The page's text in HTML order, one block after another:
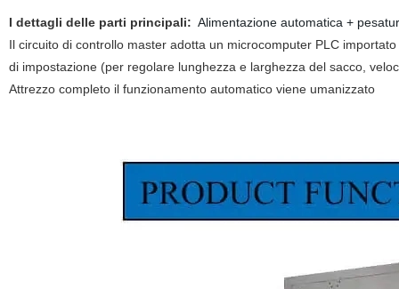
I dettagli delle parti principali: Alimentazione automatica +
Il circuito di controllo master adotta un microcomputer PLC
di impostazione (per regolare lunghezza e larghezza del sacco,
Attrezzo completo il funzionamento automatico viene umanizzato